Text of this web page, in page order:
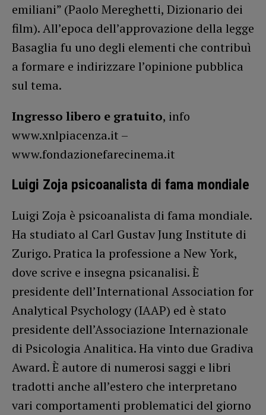
emiliani” (Paolo Mereghetti, Dizionario dei
film). All’epoca dell’approvazione della legge
Basaglia fu uno degli elementi che contribuì
a formare e indirizzare l’opinione pubblica
sul tema.
Ingresso libero e gratuito, info
www.xnlpiacenza.it –
www.fondazionefarecinema.it
Luigi Zoja psicoanalista di fama mondiale
Luigi Zoja è psicoanalista di fama mondiale.
Ha studiato al Carl Gustav Jung Institute di
Zurigo. Pratica la professione a New York,
dove scrive e insegna psicanalisi. È
presidente dell’International Association for
Analytical Psychology (IAAP) ed è stato
presidente dell’Associazione Internazionale
di Psicologia Analitica. Ha vinto due Gradiva
Award. È autore di numerosi saggi e libri
tradotti anche all’estero che interpretano
vari comportamenti problematici del giorno